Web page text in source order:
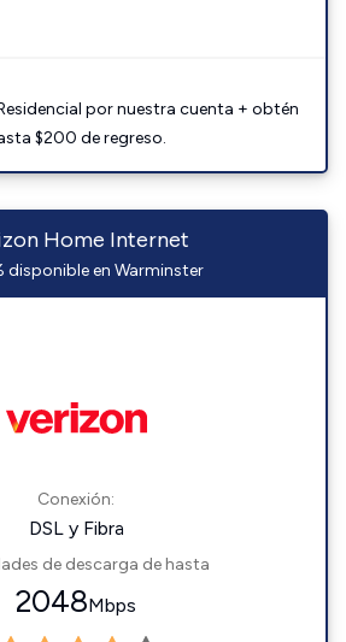
por nuestra cuenta + obtén
$200 de regreso.
Home Internet
disponible en Warminster
Conexión:
DSL y Fibra
de descarga de hasta
2048Mbps